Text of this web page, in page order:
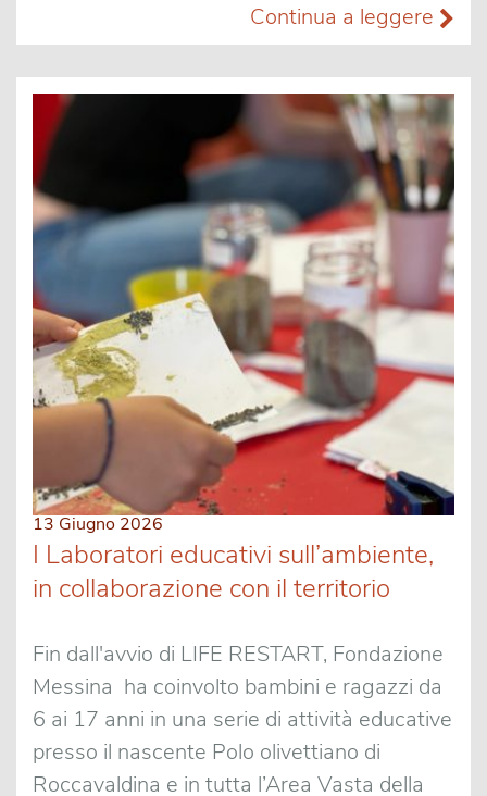
Continua a leggere
13 Giugno 2026
I Laboratori educativi sull’ambiente,
in collaborazione con il territorio
Fin dall'avvio di LIFE RESTART, Fondazione
Messina ha coinvolto bambini e ragazzi da
6 ai 17 anni in una serie di attività educative
presso il nascente Polo olivettiano di
Roccavaldina e in tutta l’Area Vasta della